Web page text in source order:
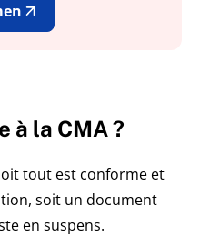
à la CMA ?
tout est conforme et
soit un document
en suspens.